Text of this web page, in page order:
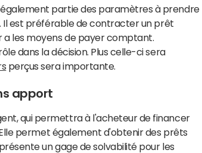
partie des paramètres à prendre
Il est préférable de contracter un prêt
a les moyens de payer comptant.
dans la décision. Plus celle-ci sera
perçus sera importante.
apport
qui permettra à l'acheteur de financer
permet également d'obtenir des prêts
un gage de solvabilité pour les